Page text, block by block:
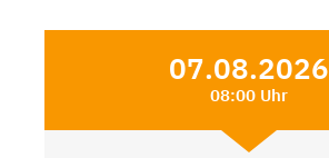
07.08.2026
08:00 Uhr